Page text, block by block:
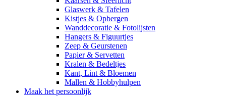
Glaswerk & Tafelen
Kistjes & Opbergen
Wanddecoratie & Fotolijsten
Hangers & Figuurtjes
Zeep & Geurstenen
Papier & Servetten
Kralen & Bedeltjes
Kant, Lint & Bloemen
Mallen & Hobbyhulpen
Maak het persoonlijk